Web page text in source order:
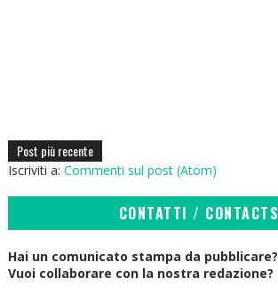
Post più recente
Iscriviti a: Commenti sul post (Atom)
CONTATTI / CONTACTS
Hai un comunicato stampa da pubblicare?
Vuoi collaborare con la nostra redazione?